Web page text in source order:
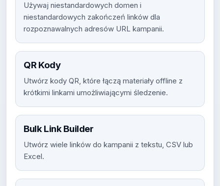
Używaj niestandardowych domen i
niestandardowych zakończeń linków dla
rozpoznawalnych adresów URL kampanii.
QR Kody
Utwórz kody QR, które łączą materiały offline z
krótkimi linkami umożliwiającymi śledzenie.
Bulk Link Builder
Utwórz wiele linków do kampanii z tekstu, CSV lub
Excel.